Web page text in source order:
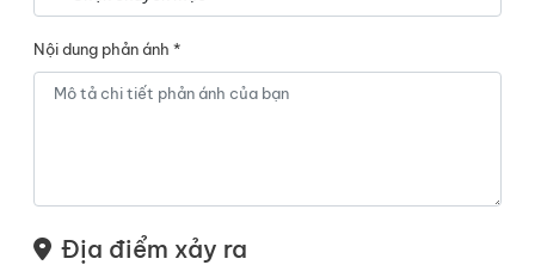
Nội dung phản ánh *
Địa điểm xảy ra